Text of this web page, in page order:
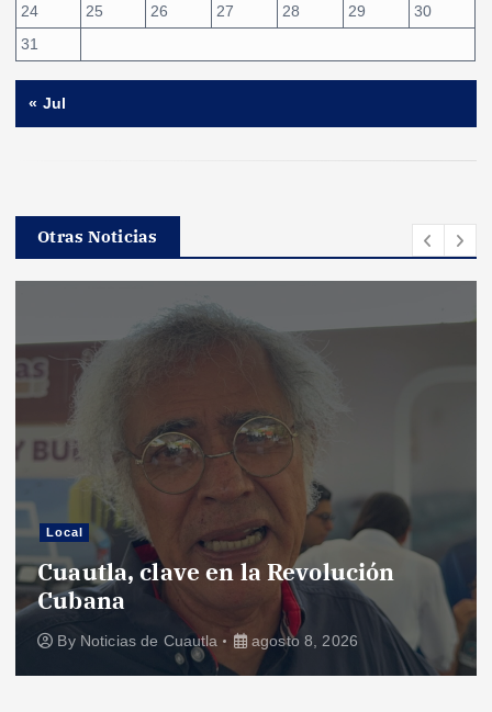
24
25 26 27 28 29
30
31
« Jul
Otras Noticias
Local
Cuautla, clave en la Revolución
Cubana
By Noticias de Cuautla agosto 8, 2026